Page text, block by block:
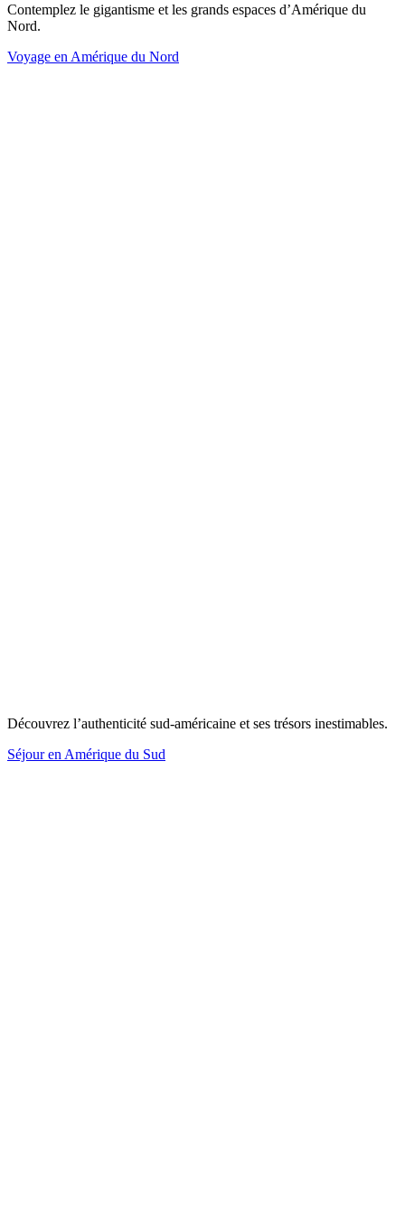
Contemplez le gigantisme et les grands espaces d’Amérique du
Nord.
Voyage en Amérique du Nord
Découvrez l’authenticité sud-américaine et ses trésors inestimables.
Séjour en Amérique du Sud